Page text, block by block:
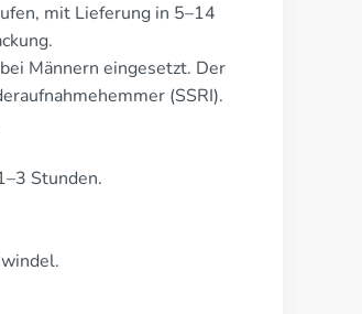
mit Lieferung in 5–14
Männern eingesetzt. Der
(SSRI).
Stunden.